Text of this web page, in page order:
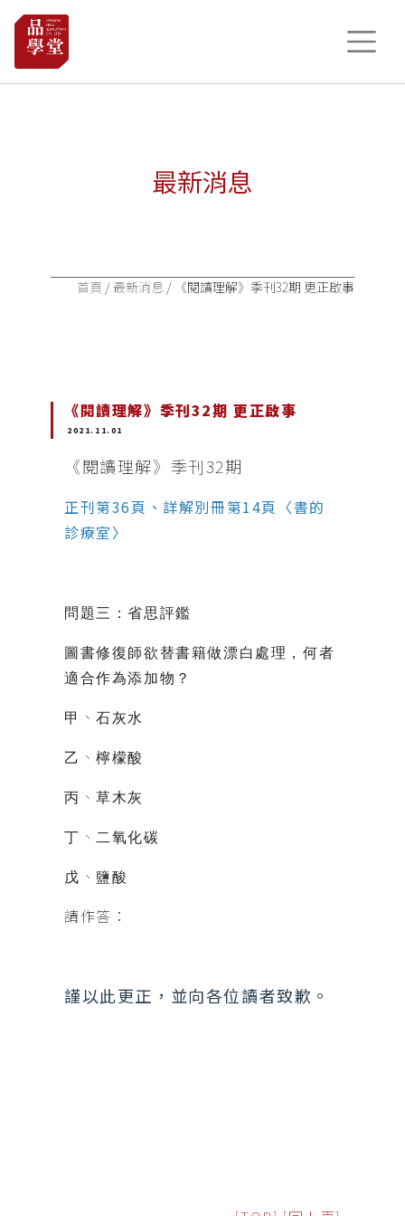
最新消息
首頁 /最新消息 / 《閱讀理解》季刊32期 更正啟事
《閱讀理解》季刊32期 更正啟事
2021.11.01
《閱讀理解》季刊32期
正刊第36頁、詳解別冊第14頁〈書的
診療室〉
問題三：省思評鑑
圖書修復師欲替書籍做漂白處理，何者
適合作為添加物？
甲 、石灰水
乙 、檸檬酸
丙 、草木灰
丁 、 二氧化碳
戊 、 鹽酸
請作答：
謹以此更正，並向各位讀者致歉。